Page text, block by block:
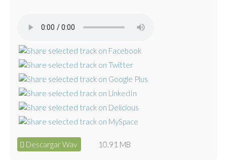
Descargar Wav 10.91 MB